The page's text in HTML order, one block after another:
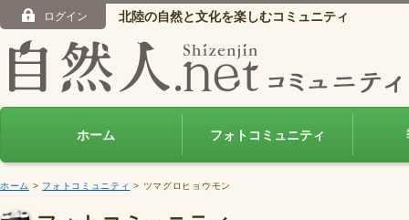
ログイン 北陸の自然と文化を楽しむコミュニティ
ホーム フォトコミュニティ
ホーム > フォトコミュニティ > ツマグロヒョウモン